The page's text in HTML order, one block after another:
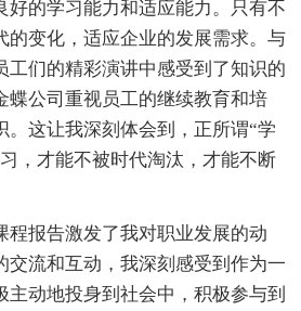
好的学习能力和适应能力。只有不
的变化，适应企业的发展需求。与
工们的精彩演讲中感受到了知识的
蝶公司重视员工的继续教育和培
。这让我深刻体会到，正所谓“学
，才能不被时代淘汰，才能不断
程报告激发了我对职业发展的动
交流和互动，我深刻感受到作为一
主动地投身到社会中，积极参与到